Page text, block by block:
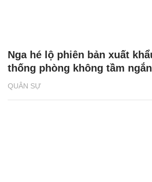
QUÂN SỰ
Nga hé lộ phiên bản xuất
thống phòng không tầm